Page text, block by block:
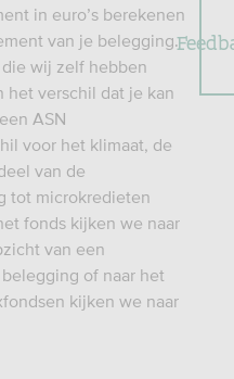
in euro’s berekenen
van je belegging.
wij zelf hebben
verschil dat je kan
ASN
voor het klimaat, de
van de
tot microkredieten
fonds kijken we naar
van een
of naar het
kijken we naar